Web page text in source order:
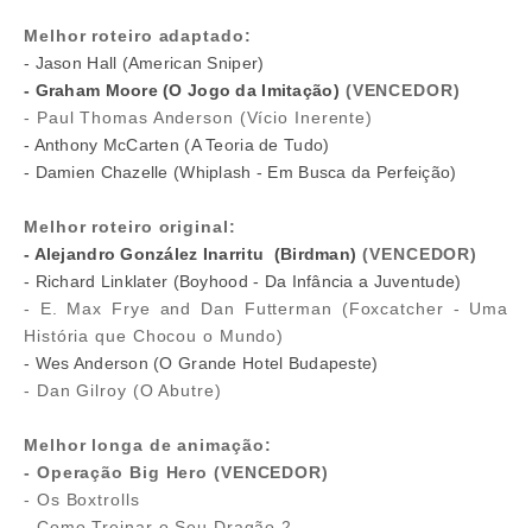
Melhor roteiro adaptado:
- Jason Hall (American Sniper)
- Graham Moore (O Jogo da Imitação) (VENCEDOR)
- Paul Thomas Anderson (Vício Inerente)
- Anthony McCarten (A Teoria de Tudo)
- Damien Chazelle (Whiplash - Em Busca da Perfeição)
Melhor roteiro original:
- Alejandro González Inarritu (Birdman) (VENCEDOR)
- Richard Linklater (Boyhood - Da Infância a Juventude)
- E. Max Frye and Dan Futterman (Foxcatcher - Uma
História que Chocou o Mundo)
- Wes Anderson (O Grande Hotel Budapeste)
- Dan Gilroy (O Abutre)
Melhor longa de animação:
- Operação Big Hero (VENCEDOR)
- Os Boxtrolls